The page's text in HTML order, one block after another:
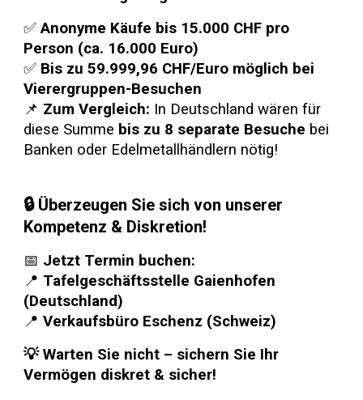
✅Anonyme Käufe bis 15.000 CHF pro
Person (ca. 16.000 Euro)
✅ Bis zu 59.999,96 CHF/Euro möglich bei
Vierergruppen-Besuchen
📌 Zum Vergleich: In Deutschland wären für
diese Summe bis zu 8 separate Besuche bei
Banken oder Edelmetallhändlern nötig!
🔒 Überzeugen Sie sich von unserer
Kompetenz & Diskretion!
📅 Jetzt Termin buchen:
📍 Tafelgeschäftsstelle Gaienhofen
(Deutschland)
📍Verkaufsbüro Eschenz (Schweiz)
💡 Warten Sie nicht – sichern Sie Ihr
Vermögen diskret & sicher!